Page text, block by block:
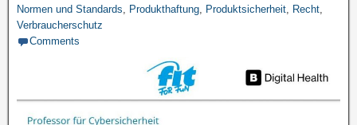
Normen und Standards, Produkthaftung, Produktsicherheit, Recht,
Verbraucherschutz
Comments